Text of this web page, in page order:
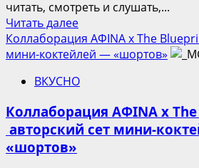
читать, смотреть и слушать,...
Читать далееПрочитать
больше
о
Blueprint
новогодние
сеты
Коллаборация AФINA x The
мини-коктейлей — «шортов»
ВКУСНО
Коллаборация AФINA x
авторский сет мини-
«шортов»